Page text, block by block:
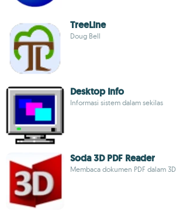
TreeLine
Doug Bell
Desktop Info
Informasi sistem dalam sekilas
Soda 3D PDF Reader
Membaca dokumen PDF dalam 3D